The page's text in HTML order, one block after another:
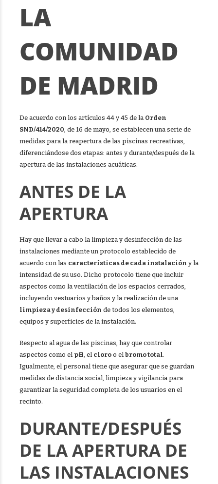
LA
COMUNIDAD
DE MADRID
De acuerdo con los artículos 44 y 45 de la Orden
SND/414/2020, de 16 de mayo, se establecen una serie de
medidas para la reapertura de las piscinas recreativas,
diferenciándose dos etapas: antes y durante/después de la
apertura de las instalaciones acuáticas.
ANTES DE LA
APERTURA
Hay que llevar a cabo la limpieza y desinfección de las
instalaciones mediante un protocolo establecido de
acuerdo con las características de cada instalación y la
intensidad de su uso. Dicho protocolo tiene que incluir
aspectos como la ventilación de los espacios cerrados,
incluyendo vestuarios y baños y la realización de una
limpieza y desinfección de todos los elementos,
equipos y superficies de la instalación.
Respecto al agua de las piscinas, hay que controlar
aspectos como el pH, el cloro o el bromo total.
Igualmente, el personal tiene que asegurar que se guardan
medidas de distancia social, limpieza y vigilancia para
garantizar la seguridad completa de los usuarios en el
recinto.
DURANTE/DESPUÉS
DE LA APERTURA DE
LAS INSTALACIONES